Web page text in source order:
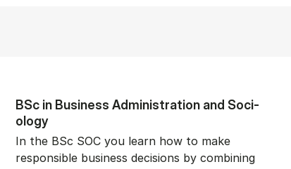
BSc in Busi­ness Ad­min­is­tra­tion and So­ci­
ology
In the BSc SOC you learn how to make
responsible business decisions by combining